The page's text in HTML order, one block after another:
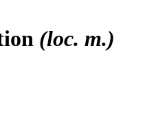
(loc. m.)